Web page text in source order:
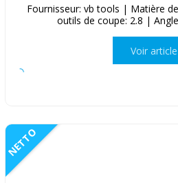
Fournisseur: vb tools | Matière
outils de coupe: 2.8 |
Voir article
NETTO